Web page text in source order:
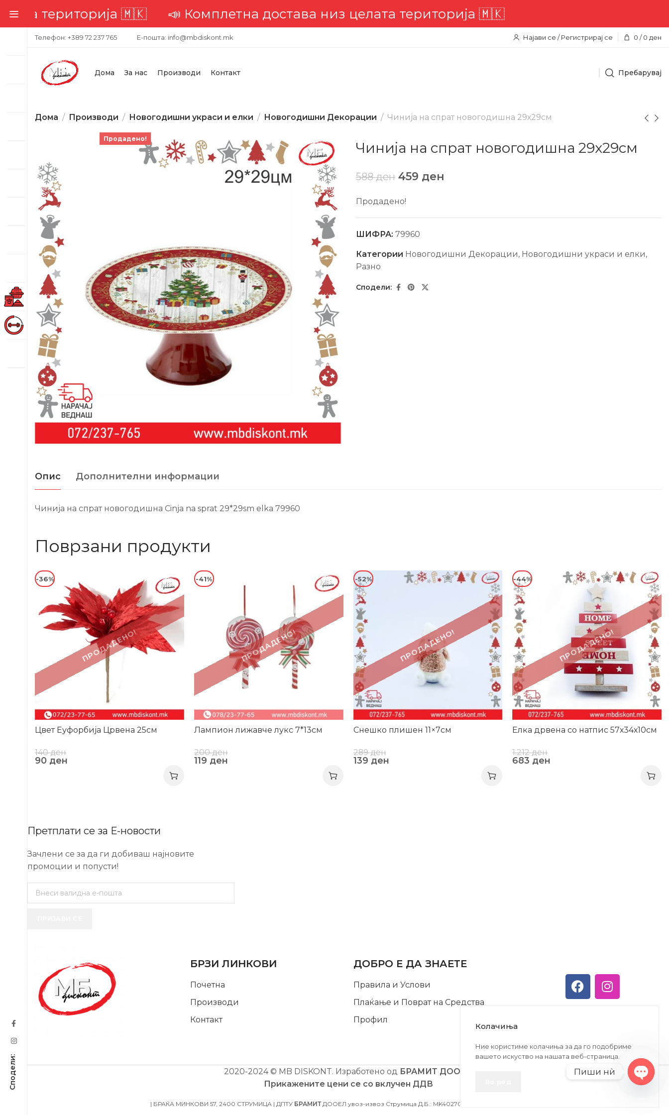
територија 🇲🇰📣 Комплетна достава низ целата територија 🇲🇰
Телефон: +389 72 237 765 Е-пошта: info@mbdiskont.mk Најави се / Регистрирај се 0 / 0 ден
Дома За нас Производи Контакт Пребарувај
Дома Производи Новогодишни украси и елки Новогодишни Декорации Чинија на спрат новогодишна 29х29см
Продадено!
Чинија на спрат новогодишна 29х29см
588ден 459 ден
Продадено!
ШИФРА: 79960
Категории Новогодишни Декорации, Новогодишни украси и елки,
Разно
Опис Дополнителни информации
Чинија на спрат новогодишна Cinja na sprat 29*29sm elka 79960
Поврзани продукти
ПРОДАДЕНО!
-36%
Цвет Еуфорбија Црвена 25см
140ден
90 ден
ПРОДАДЕНО!
-41%
Лампион лижавче лукс 7*13см
200ден
119 ден
ПРОДАДЕНО!
-52%
Снешко плишен 11×7см
289ден
139 ден
ПРОДАДЕНО!
-44%
Елка дрвена со натпис 57х34х10см
1.212ден
683 ден
Претплати се за Е-новости
Зачлени се за да ги добиваш најновите
промоции и попусти!
БРЗИ ЛИНКОВИ
Почетна
Производи
Контакт
ДОБРО Е ДА ЗНАЕТЕ
Правила и Услови
Плаќање и Поврат на Средства
Профил
2020-2024 © MB DISKONT. Изработено од БРАМИТ ДООЕЛ
Прикажените цени се со вклучен ДДВ
| БРАЌА МИНКОВИ 57, 2400 СТРУМИЦА | ДПТУ БРАМИТДООЕЛ увоз-извоз Струмица Д.Б.: MK4027005146330 | ЕМБС: 6030530 |
Колачиња
Ние користиме колачиња за да го подобриме
вашето искуство на нашата веб-страница.
Пиши нѝ